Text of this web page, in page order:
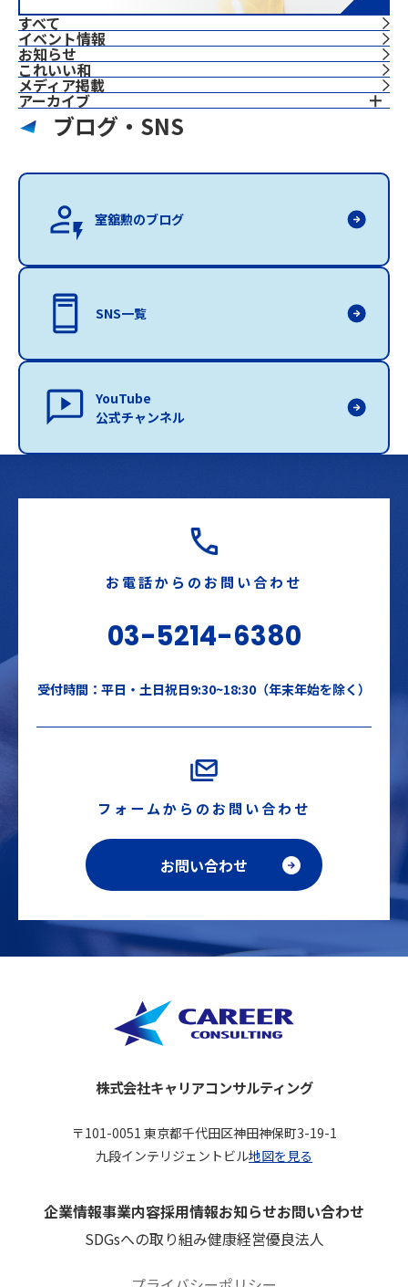
すべて
イベント情報
お知らせ
これいい和
⁨⁩メディア掲載
アーカイブ
ブログ・SNS
室舘勲のブログ
SNS一覧
YouTube
公式チャンネル
お電話からのお問い合わせ
03-5214-6380
受付時間：平日・土日祝日9:30~18:30（年末年始を除く）
フォームからのお問い合わせ
お問い合わせ
株式会社キャリアコンサルティング
〒101-0051 東京都千代田区神田神保町3-19-1
九段インテリジェントビル地図を見る
企業情報事業内容採用情報お知らせお問い合わせ
SDGsへの取り組み健康経営優良法人